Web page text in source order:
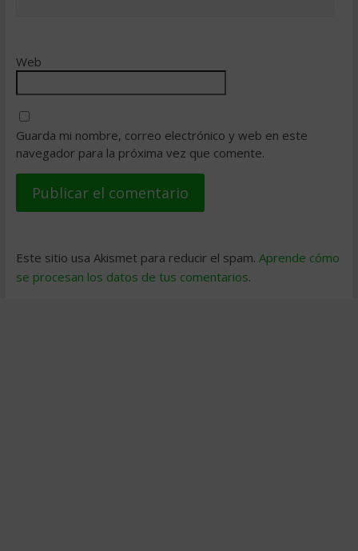
Web
Guarda mi nombre, correo electrónico y web en este
navegador para la próxima vez que comente.
Este sitio usa Akismet para reducir el spam. Aprende cómo
se procesan los datos de tus comentarios.